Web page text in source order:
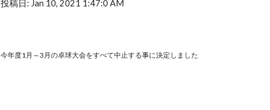
投稿日: Jan 10, 2021 1:47:0 AM
今年度1月～3月の卓球大会をすべて中止する事に決定しました